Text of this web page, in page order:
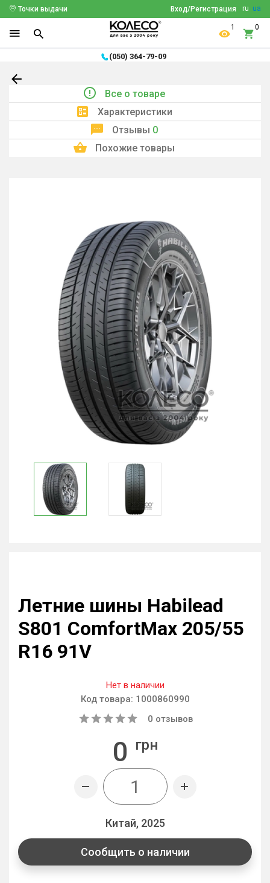
ru ua
Вход/Регистрация
Точки выдачи
1 0
(050) 364-79-09
Все о товаре
Характеристики
Отзывы 0
Похожие товары
Летние шины Habilead
S801 ComfortMax 205/55
R16 91V
Нет в наличии
Код товара: 1000860990
0 отзывов
0 грн
Китай, 2025
Сообщить о наличии